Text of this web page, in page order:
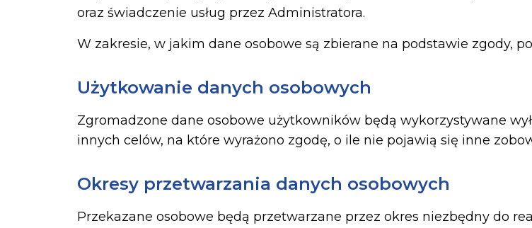
oraz świadczenie usług przez Administratora.
W zakresie, w jakim dane osobowe są zbierane na podstawie zgody,
Użytkowanie danych osobowych
Zgromadzone dane osobowe użytkowników będą wykorzystywane
innych celów, na które wyrażono zgodę, o ile nie pojawią się inne
Okresy przetwarzania danych osobowych
Przekazane osobowe będą przetwarzane przez okres niezbędny do